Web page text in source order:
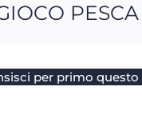
PESCA
per primo